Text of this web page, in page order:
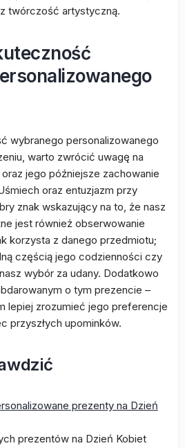
twórczość artystyczną.
wybranego personalizowanego
warto zwrócić uwagę na
jego późniejsze zachowanie
oraz entuzjazm przy
znak wskazujący na to, że nasz
jest również obserwowanie
korzysta z danego przedmiotu;
częścią jego codzienności czy
wybór za udany. Dodatkowo
o tym prezencie –
lepiej zrozumieć jego preferencje
przyszłych upominków.
prezenty na Dzień
prezentów na Dzień Kobiet